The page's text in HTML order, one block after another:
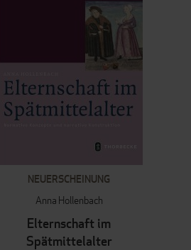
NEUERSCHEINUNG
Anna Hollenbach
Elternschaft im
Spätmittelalter